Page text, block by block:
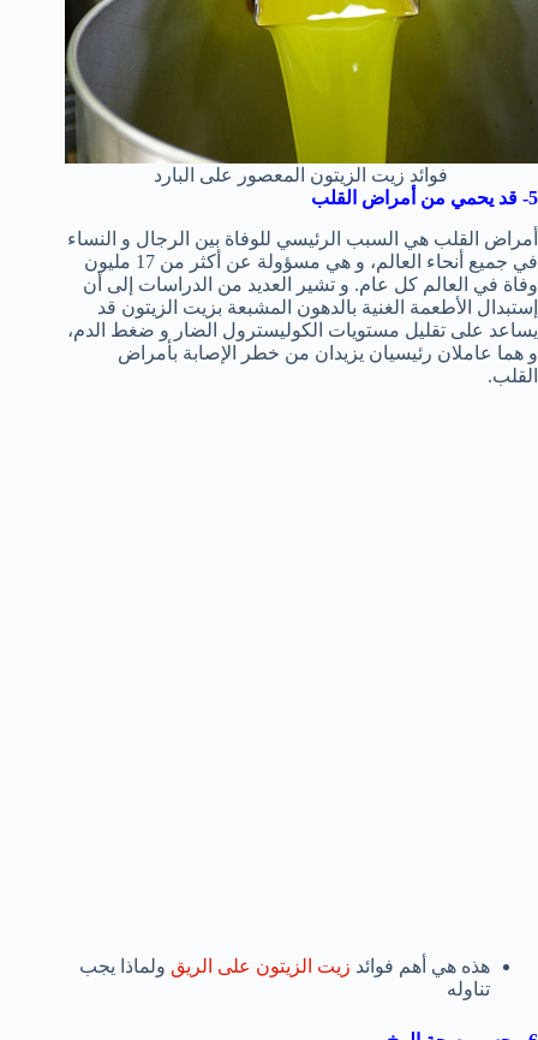
فوائد زيت الزيتون المعصور على البارد
5- قد يحمي من أمراض القلب
أمراض القلب هي السبب الرئيسي للوفاة بين الرجال و النساء
في جميع أنحاء العالم، و هي مسؤولة عن أكثر من 17 مليون
وفاة في العالم كل عام. و تشير العديد من الدراسات إلى أن
إستبدال الأطعمة الغنية بالدهون المشبعة بزيت الزيتون قد
يساعد على تقليل مستويات الكوليسترول الضار و ضغط الدم،
و هما عاملان رئيسيان يزيدان من خطر الإصابة بأمراض
القلب.
هذه هي أهم فوائد زيت الزيتون على الريق ولماذا يجب
تناوله